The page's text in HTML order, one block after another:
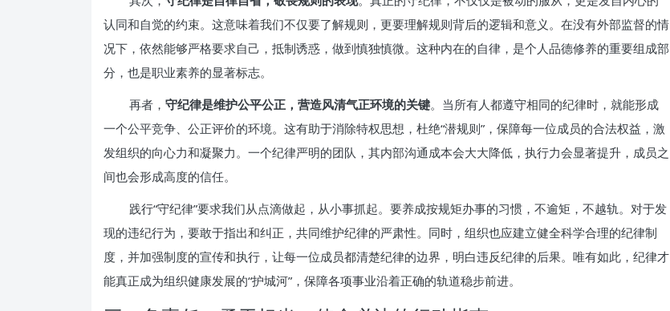
认同和自觉的约束。这意味着我们不仅要了解规则，更要理解规则背后的逻辑和意义。在没有外部监督的情
况下，依然能够严格要求自己，抵制诱惑，做到慎独慎微。这种内在的自律，是个人品德修养的重要组成部
分，也是职业素养的显著标志。
再者， 守纪律是维护公平公正，营造风清气正环境的关键。当所有人都遵守相同的纪律时，就能形成
一个公平竞争、公正评价的环境。这有助于消除特权思想，杜绝“潜规则”，保障每一位成员的合法权益，激
发组织的向心力和凝聚力。一个纪律严明的团队，其内部沟通成本会大大降低，执行力会显著提升，成员之
间也会形成高度的信任。
践行“守纪律”要求我们从点滴做起，从小事抓起。要养成按规矩办事的习惯，不逾矩，不越轨。对于发
现的违纪行为，要敢于指出和纠正，共同维护纪律的严肃性。同时，组织也应建立健全科学合理的纪律制
度，并加强制度的宣传和执行，让每一位成员都清楚纪律的边界，明白违反纪律的后果。唯有如此，纪律才
能真正成为组织健康发展的“护城河”，保障各项事业沿着正确的轨道稳步前进。